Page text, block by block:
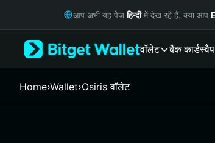
Русский
Italiano
आप अभी यह पेजहिन्दीमें देख रहे हैं. क्या आप
वॉलेट बैंक कार्डस्वैप
Home›Wallet›Osiris वॉलेट